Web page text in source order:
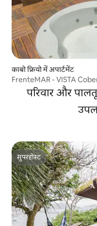
काबो फ्रियो में अपार्टमेंट
FrenteMAR - VISTA
परिवार और
सुपरहोस्ट
सुपरहोस्ट